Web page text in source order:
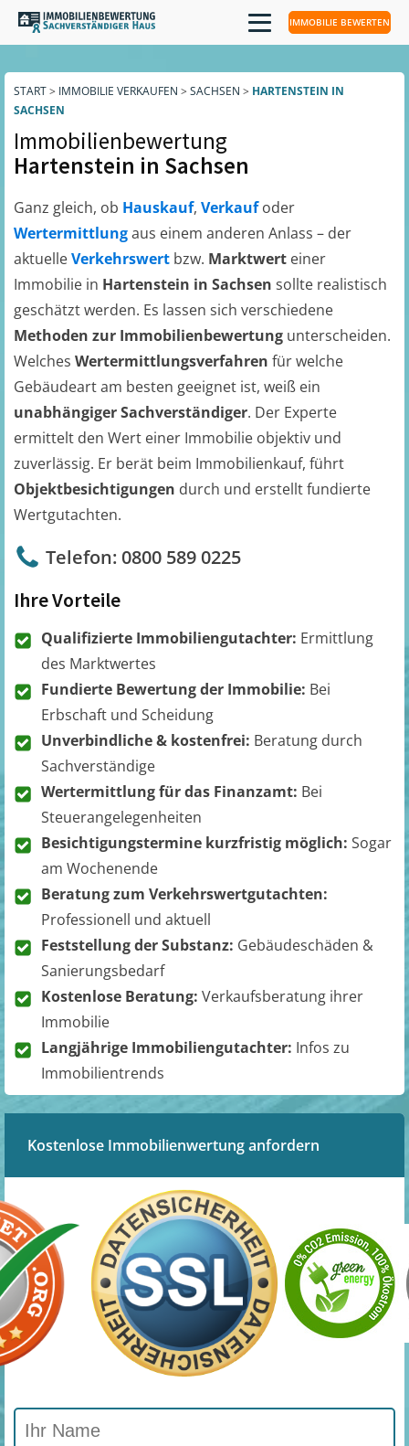
IMMOBILIE BEWERTEN
START> IMMOBILIE VERKAUFEN > SACHSEN > HARTENSTEIN IN
SACHSEN
Immobilienbewertung
Hartenstein in Sachsen
Ganz gleich, ob Hauskauf, Verkaufoder
Wertermittlungaus einem anderen Anlass – der
aktuelleVerkehrswert bzw. Marktwert einer
Immobilie in Hartenstein in Sachsen sollte realistisch
geschätzt werden. Es lassen sich verschiedene
Methoden zur Immobilienbewertung unterscheiden.
Welches Wertermittlungsverfahren für welche
Gebäudeart am besten geeignet ist, weiß ein
unabhängiger Sachverständiger. Der Experte
ermittelt den Wert einer Immobilie objektiv und
zuverlässig. Er berät beim Immobilienkauf, führt
Objektbesichtigungen durch und erstellt fundierte
Wertgutachten.
Telefon: 0800 589 0225
Ihre Vorteile
Qualifizierte Immobiliengutachter: Ermittlung
des Marktwertes
Fundierte Bewertung der Immobilie: Bei
Erbschaft und Scheidung
Unverbindliche & kostenfrei: Beratung durch
Sachverständige
Wertermittlung für das Finanzamt: Bei
Steuerangelegenheiten
Besichtigungstermine kurzfristig möglich: Sogar
am Wochenende
Beratung zum Verkehrswertgutachten:
Professionell und aktuell
Feststellung der Substanz: Gebäudeschäden &
Sanierungsbedarf
Kostenlose Beratung: Verkaufsberatung ihrer
Immobilie
Langjährige Immobiliengutachter: Infos zu
Immobilientrends
Kostenlose Immobilienwertung anfordern